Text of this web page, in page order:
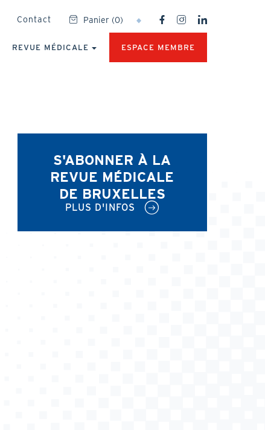
Contact Panier (0)
SOCIAL
NETWORKS
REVUE MÉDICALE ESPACE MEMBRE
S'ABONNER À LA
REVUE MÉDICALE
DE BRUXELLES
PLUS D'INFOS